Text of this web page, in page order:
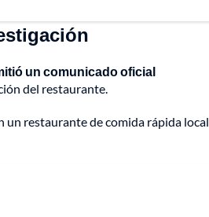
un comunicado oficial
del restaurante.
un restaurante de comida rápida local